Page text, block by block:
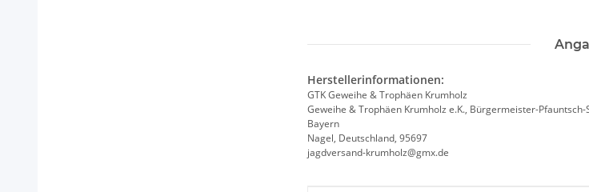
Herstellerinformationen:
GTK Geweihe & Trophäen Krumholz
Geweihe & Trophäen Krumholz e.K., Bürgermeister-Pfauntsch-
Bayern
Nagel, Deutschland, 95697
jagdversand-krumholz@gmx.de